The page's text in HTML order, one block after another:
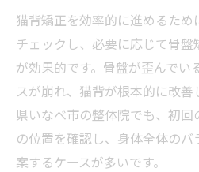
猫背矯正を効率的に進めるた
チェックし、必要に応じて骨
が効果的です。骨盤が歪んでい
スが崩れ、猫背が根本的に改
県いなべ市の整体院でも、初
の位置を確認し、身体全体の
案するケースが多いです。